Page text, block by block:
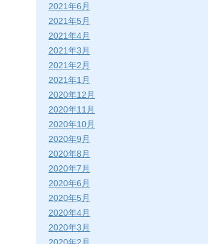
2021年6月
2021年5月
2021年4月
2021年3月
2021年2月
2021年1月
2020年12月
2020年11月
2020年10月
2020年9月
2020年8月
2020年7月
2020年6月
2020年5月
2020年4月
2020年3月
2020年2月